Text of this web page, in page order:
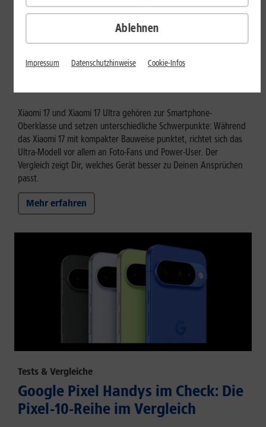
Tests & Vergleiche
Xiaomi 17 vs. Xiaomi 17 Ultra: Für
Xiaomi 17 und Xiaomi 17 Ultra gehören zur Smartphone-
Oberklasse und setzen unterschiedliche Schwerpunkte: Während
das Xiaomi 17 mit kompakter Bauweise punktet, richtet sich das
Ultra-Modell vor allem an Foto-Fans und Power-User. Der
Vergleich zeigt Dir, welches Gerät besser zu Deinen Ansprüchen
passt.
Mehr erfahren
Tests & Vergleiche
Google Pixel Handys im Check: Die
Pixel-10-Reihe im Vergleich
Ablehnen
Impressum Datenschutzhinweise Cookie-Infos